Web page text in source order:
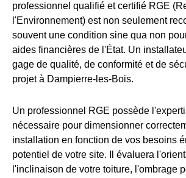
professionnel qualifié et certifié RGE
l'Environnement) est non seulement
souvent une condition sine qua non
aides financières de l'État. Un
gage de qualité, de conformité et de
projet à Dampierre-les-Bois.
Un professionnel RGE possède
nécessaire pour dimensionner
installation en fonction de vos besoins
potentiel de votre site. Il évaluera
l'inclinaison de votre toiture, l'ombrage